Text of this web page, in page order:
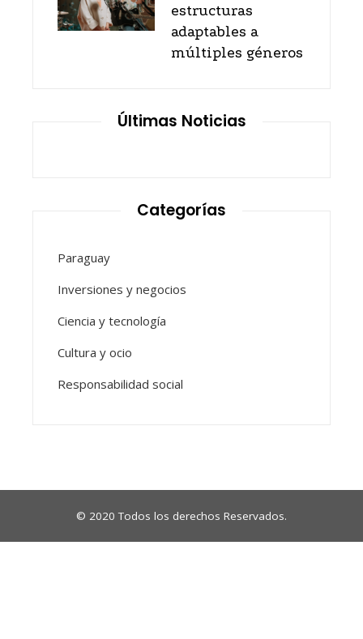
estructuras
adaptables a
múltiples géneros
Últimas Noticias
Categorías
Paraguay
Inversiones y negocios
Ciencia y tecnología
Cultura y ocio
Responsabilidad social
© 2020 Todos los derechos Reservados.